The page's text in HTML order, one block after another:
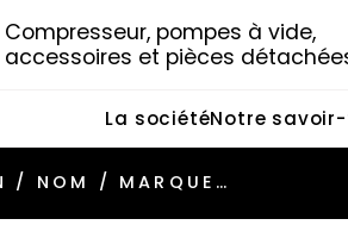
Compresseur, pompes à vide,
accessoires et pièces
La sociétéNotre